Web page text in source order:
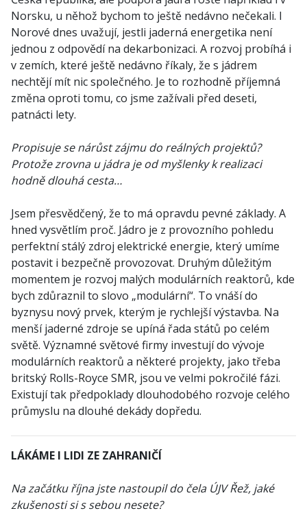
Norsku, u něhož bychom to ještě nedávno nečekali. I
Norové dnes uvažují, jestli jaderná energetika není
jednou z odpovědí na dekarbonizaci. A rozvoj probíhá i
v zemích, které ještě nedávno říkaly, že s jádrem
nechtějí mít nic společného. Je to rozhodně příjemná
změna oproti tomu, co jsme zažívali před deseti,
patnácti lety.
Propisuje se nárůst zájmu do reálných projektů?
Protože zrovna u jádra je od myšlenky k realizaci
hodně dlouhá cesta…
Jsem přesvědčený, že to má opravdu pevné základy. A
hned vysvětlím proč. Jádro je z provozního pohledu
perfektní stálý zdroj elektrické energie, který umíme
postavit i bezpečně provozovat. Druhým důležitým
momentem je rozvoj malých modulárních reaktorů, kde
bych zdůraznil to slovo „modulární“. To vnáší do
byznysu nový prvek, kterým je rychlejší výstavba. Na
menší jaderné zdroje se upíná řada států po celém
světě. Významné světové firmy investují do vývoje
modulárních reaktorů a některé projekty, jako třeba
britský Rolls-Royce SMR, jsou ve velmi pokročilé fázi.
Existují tak předpoklady dlouhodobého rozvoje celého
průmyslu na dlouhé dekády dopředu.
LÁKÁME I LIDI ZE ZAHRANIČÍ
Na začátku října jste nastoupil do čela ÚJV Řež, jaké
zkušenosti si s sebou nesete?